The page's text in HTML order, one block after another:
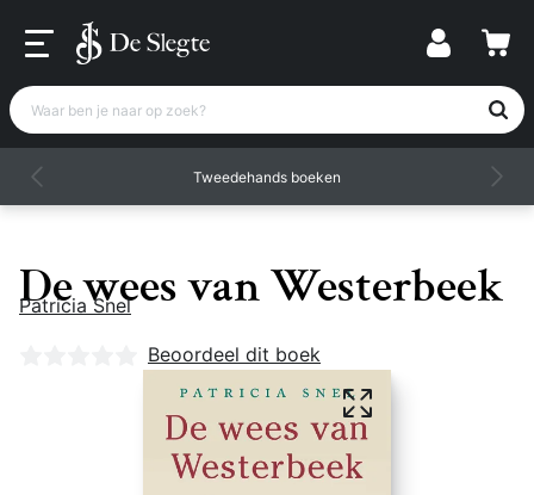
Waar ben je naar op zoek?
Tweedehands boeken
De wees van Westerbeek
Patricia Snel
Nog geen beoordelingen
Beoordeel dit boek